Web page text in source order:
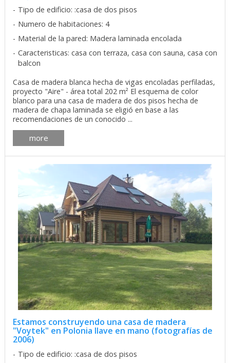
Tipo de edificio: :casa de dos pisos
Numero de habitaciones: 4
Material de la pared: Madera laminada encolada
Caracteristicas: casa con terraza, casa con sauna, casa con
balcon
Casa de madera blanca hecha de vigas encoladas perfiladas,
proyecto "Aire" - área total 202 m² El esquema de color
blanco para una casa de madera de dos pisos hecha de
madera de chapa laminada se eligió en base a las
recomendaciones de un conocido ...
more
Estamos construyendo una casa de madera
"Voytek" en Polonia llave en mano (fotografías de
2006)
Tipo de edificio: :casa de dos pisos